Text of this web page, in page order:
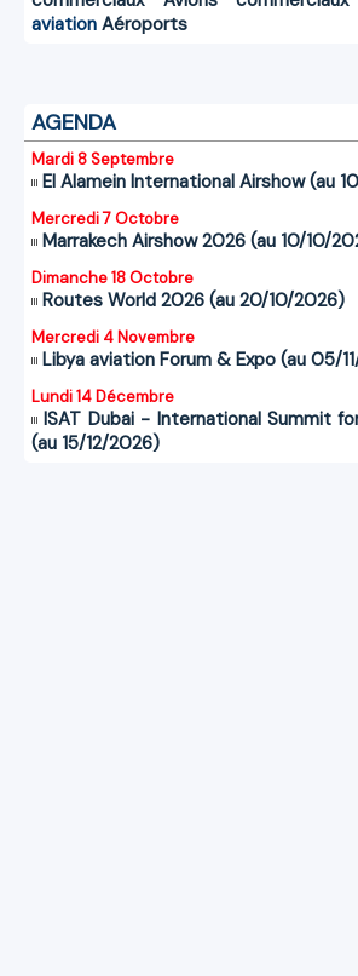
aviation Aéroports
AGENDA
Mardi 8 Septembre
El Alamein International Airshow (au
Mercredi 7 Octobre
Marrakech Airshow 2026 (au 10/10/
Dimanche 18 Octobre
Routes World 2026 (au 20/10/2026)
Mercredi 4 Novembre
Libya aviation Forum & Expo (au 05/
Lundi 14 Décembre
ISAT Dubai - International Summit
(au 15/12/2026)